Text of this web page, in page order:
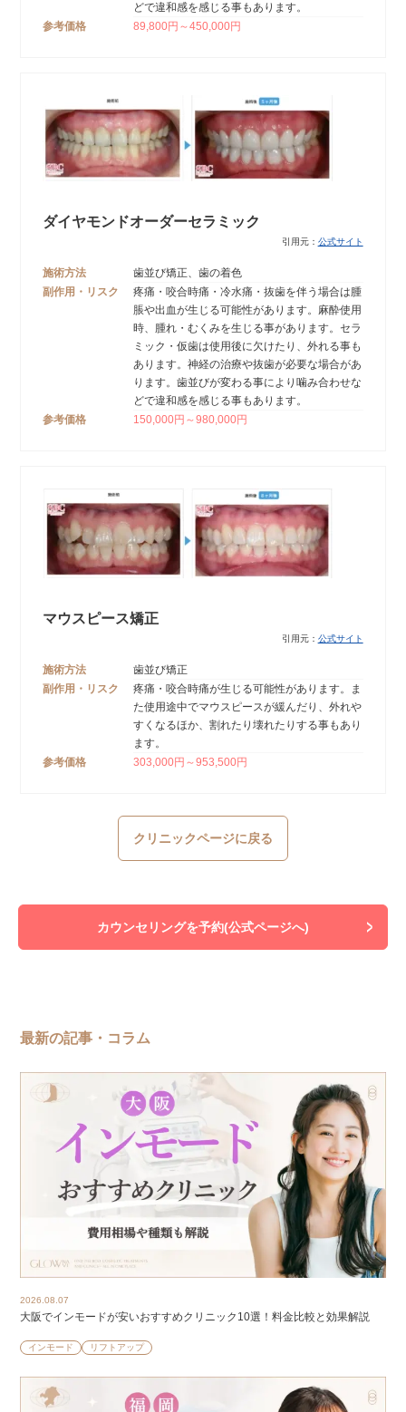
どで違和感を感じる事もあります。
参考価格
89,800円～450,000円
ダイヤモンドオーダーセラミック
引用元： 公式サイト
施術方法
歯並び矯正、歯の着色
副作用・リスク
疼痛・咬合時痛・冷水痛・抜歯を伴う場合は腫
脹や出血が生じる可能性があります。麻酔使用
時、腫れ・むくみを生じる事があります。セラ
ミック・仮歯は使用後に欠けたり、外れる事も
あります。神経の治療や抜歯が必要な場合があ
ります。歯並びが変わる事により噛み合わせな
どで違和感を感じる事もあります。
参考価格
150,000円～980,000円
マウスピース矯正
引用元： 公式サイト
施術方法
歯並び矯正
副作用・リスク
疼痛・咬合時痛が生じる可能性があります。ま
た使用途中でマウスピースが緩んだり、外れや
すくなるほか、割れたり壊れたりする事もあり
ます。
参考価格
303,000円～953,500円
クリニックページに戻る
カウンセリングを予約(公式ページへ)
最新の記事・コラム
2026.08.07
大阪でインモードが安いおすすめクリニック10選！料金比較と効果解説
インモード リフトアップ